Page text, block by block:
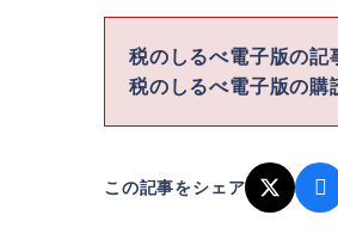
税のしるべ電子版の
税のしるべ電子版の購
この記事をシェア